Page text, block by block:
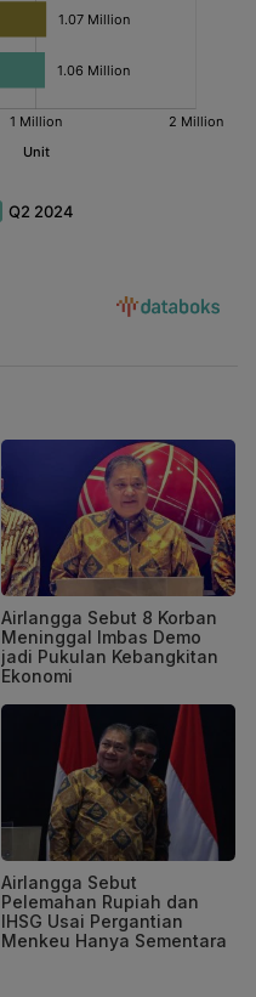
Airlangga Sebut 8 Korban
Meninggal Imbas Demo
jadi Pukulan Kebangkitan
Ekonomi
Airlangga Sebut
Pelemahan Rupiah dan
IHSG Usai Pergantian
Menkeu Hanya Sementara